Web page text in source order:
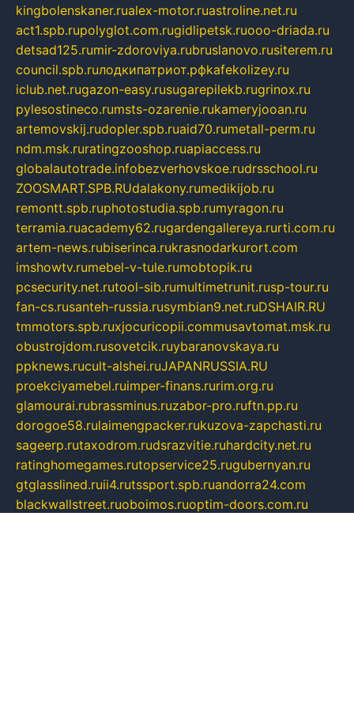
kingbolenskaner.rualex-motor.ruastroline.net.ru
act1.spb.rupolyglot.com.rugidlipetsk.ruooo-driada.ru
detsad125.rumir-zdoroviya.rubruslanovo.rusiterem.ru
council.spb.ruлодкипатриот.рфkafekolizey.ru
iclub.net.rugazon-easy.rusugarepilekb.rugrinox.ru
pylesostineco.rumsts-ozarenie.rukameryjooan.ru
artemovskij.rudopler.spb.ruaid70.rumetall-perm.ru
ndm.msk.ruratingzooshop.ruapiaccess.ru
globalautotrade.infobezverhovskoe.rudrsschool.ru
ZOOSMART.SPB.RUdalakony.rumedikijob.ru
remontt.spb.ruphotostudia.spb.rumyragon.ru
terramia.ruacademy62.rugardengallereya.rurti.com.ru
artem-news.rubiserinca.rukrasnodarkurort.com
imshowtv.rumebel-v-tule.rumobtopik.ru
pcsecurity.net.rutool-sib.rumultimetrunit.rusp-tour.ru
fan-cs.rusanteh-russia.rusymbian9.net.ruDSHAIR.RU
tmmotors.spb.ruxjocuricopii.commusavtomat.msk.ru
obustrojdom.rusovetcik.ruybaranovskaya.ru
ppknews.rucult-alshei.ruJAPANRUSSIA.RU
proekciyamebel.ruimper-finans.rurim.org.ru
glamourai.rubrassminus.ruzabor-pro.ruftn.pp.ru
dorogoe58.rulaimengpacker.rukuzova-zapchasti.ru
sageerp.rutaxodrom.rudsrazvitie.ruhardcity.net.ru
ratinghomegames.rutopservice25.rugubernyan.ru
gtglasslined.ruii4.rutssport.spb.ruandorra24.com
blackwallstreet.ruoboimos.ruoptim-doors.com.ru